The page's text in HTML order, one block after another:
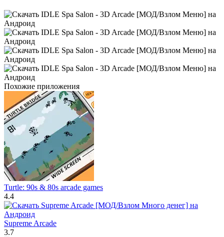
Похожие приложения
Turtle: 90s & 80s arcade games
4.4
Supreme Arcade
3.7